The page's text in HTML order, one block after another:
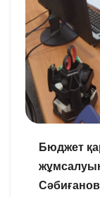
Бюджет